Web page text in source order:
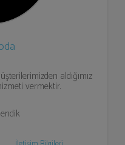
aldığımız
vermektir.